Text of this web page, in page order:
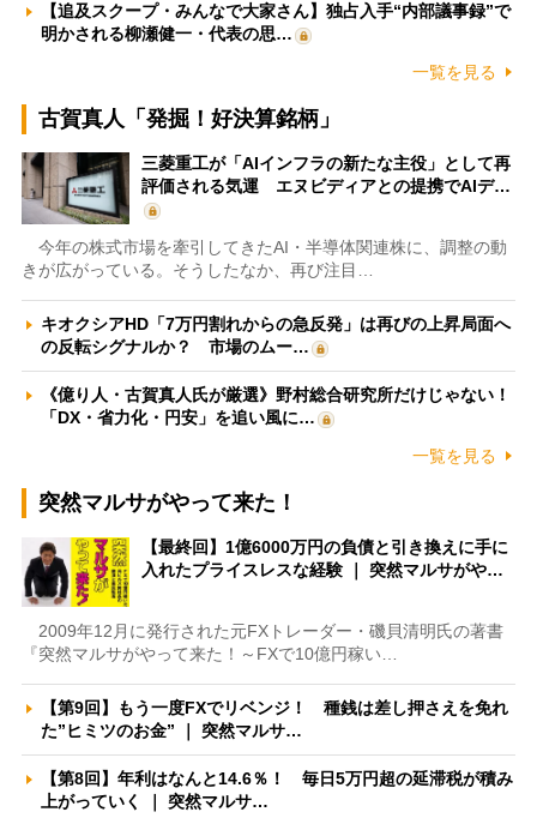
【追及スクープ・みんなで大家さん】独占入手“内部議事録”で
明かされる柳瀬健一・代表の思…
一覧を見る
古賀真人「発掘！好決算銘柄」
三菱重工が「AIインフラの新たな主役」として再
評価される気運 エヌビディアとの提携でAIデ…
今年の株式市場を牽引してきたAI・半導体関連株に、調整の動
きが広がっている。そうしたなか、再び注目…
キオクシアHD「7万円割れからの急反発」は再びの上昇局面へ
の反転シグナルか？ 市場のムー…
《億り人・古賀真人氏が厳選》野村総合研究所だけじゃない！
「DX・省力化・円安」を追い風に…
一覧を見る
突然マルサがやって来た！
【最終回】1億6000万円の負債と引き換えに手に
入れたプライスレスな経験 ｜ 突然マルサがや…
2009年12月に発行された元FXトレーダー・磯貝清明氏の著書
『突然マルサがやって来た！～FXで10億円稼い…
【第9回】もう一度FXでリベンジ！ 種銭は差し押さえを免れ
た”ヒミツのお金” ｜ 突然マルサ…
【第8回】年利はなんと14.6％！ 毎日5万円超の延滞税が積み
上がっていく ｜ 突然マルサ…